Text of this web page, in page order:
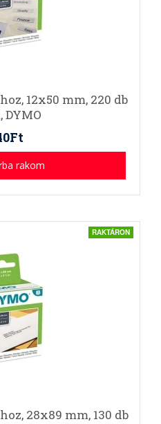
12x50 mm, 220 db
rakom
RAKTÁRON
28x89 mm, 130 db